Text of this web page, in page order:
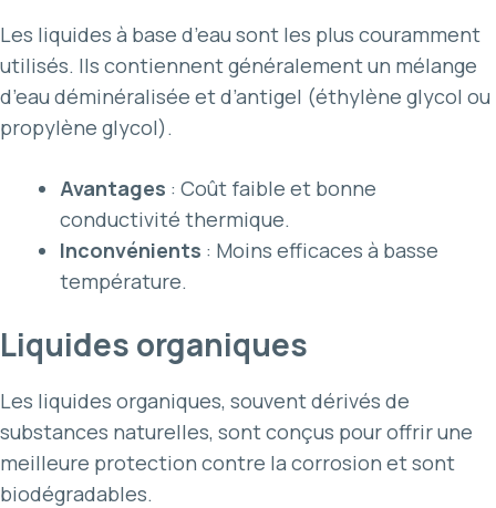
Les liquides à base d’eau sont les plus couramment
utilisés. Ils contiennent généralement un mélange
d’eau déminéralisée et d’antigel (éthylène glycol ou
propylène glycol).
Avantages : Coût faible et bonne
conductivité thermique.
Inconvénients : Moins efficaces à basse
température.
Liquides organiques
Les liquides organiques, souvent dérivés de
substances naturelles, sont conçus pour offrir une
meilleure protection contre la corrosion et sont
biodégradables.